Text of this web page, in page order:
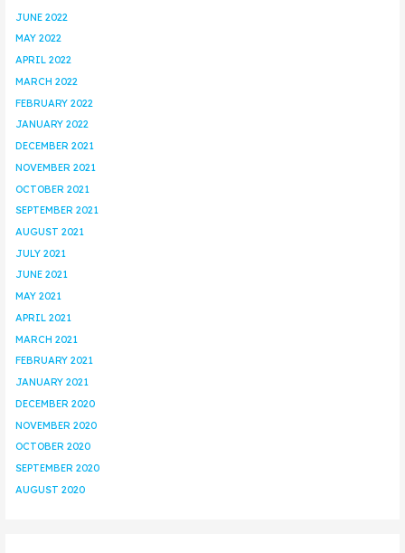
JUNE 2022
MAY 2022
APRIL 2022
MARCH 2022
FEBRUARY 2022
JANUARY 2022
DECEMBER 2021
NOVEMBER 2021
OCTOBER 2021
SEPTEMBER 2021
AUGUST 2021
JULY 2021
JUNE 2021
MAY 2021
APRIL 2021
MARCH 2021
FEBRUARY 2021
JANUARY 2021
DECEMBER 2020
NOVEMBER 2020
OCTOBER 2020
SEPTEMBER 2020
AUGUST 2020